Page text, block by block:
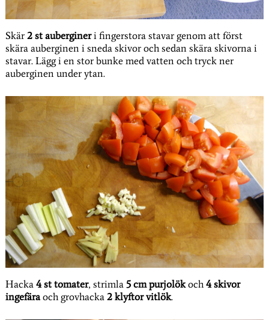
Skär2 st aubergineri fingerstora stavar genom att först
skära auberginen i sneda skivor och sedan skära skivorna i
stavar. Lägg i en stor bunke med vatten och tryck ner
auberginen under ytan.
Hacka4 st tomater, strimla 5 cm purjolök och4 skivor
ingefära och grovhacka2 klyftor vitlök.